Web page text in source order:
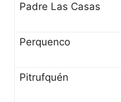
Padre Las Casas
Perquenco
Pitrufquén